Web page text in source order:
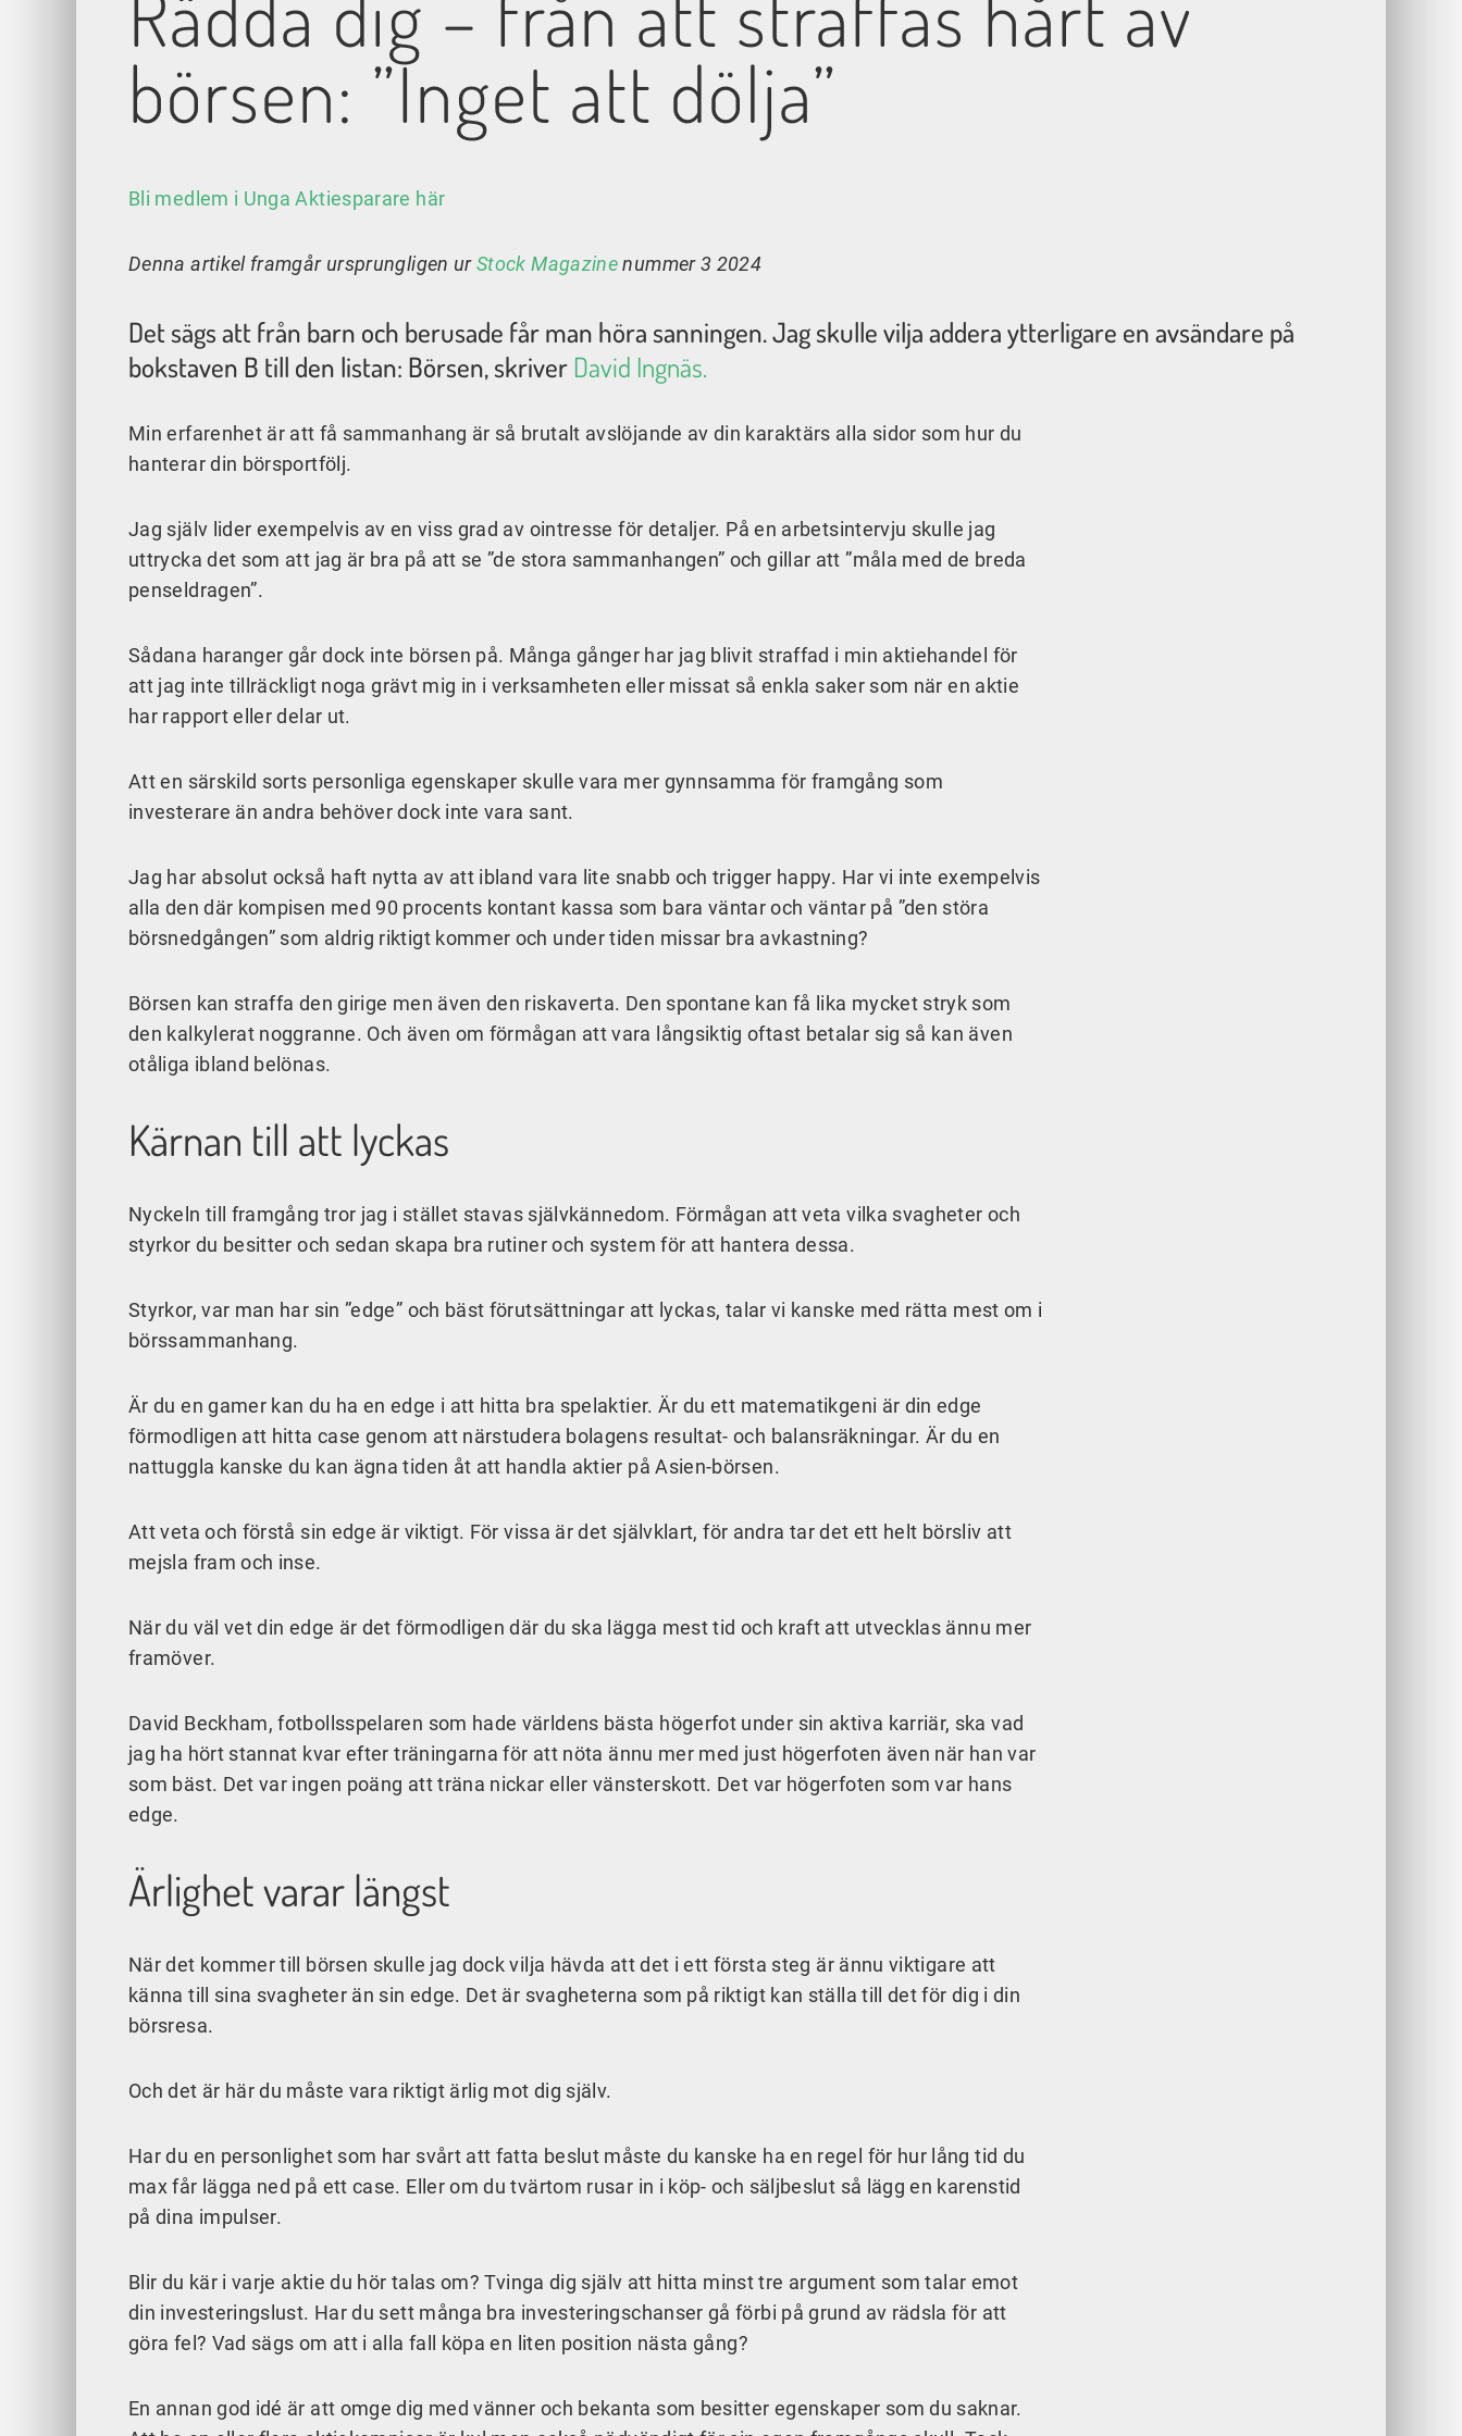
börsen: ”Inget att dölja”
Bli medlem i Unga Aktiesparare här
Denna artikel framgår ursprungligen urStock Magazinenummer 3 2024
Det sägs att från barn och berusade får man höra sanningen. Jag skulle vilja addera ytterligare en avsändare på
bokstaven B till den listan: Börsen, skriver David Ingnäs.
Min erfarenhet är att få sammanhang är så brutalt avslöjande av din karaktärs alla sidor som hur du
hanterar din börsportfölj.
Jag själv lider exempelvis av en viss grad av ointresse för detaljer. På en arbetsintervju skulle jag
uttrycka det som att jag är bra på att se ”de stora sammanhangen” och gillar att ”måla med de breda
penseldragen”.
Sådana haranger går dock inte börsen på. Många gånger har jag blivit straffad i min aktiehandel för
att jag inte tillräckligt noga grävt mig in i verksamheten eller missat så enkla saker som när en aktie
har rapport eller delar ut.
Att en särskild sorts personliga egenskaper skulle vara mer gynnsamma för framgång som
investerare än andra behöver dock inte vara sant.
Jag har absolut också haft nytta av att ibland vara lite snabb och trigger happy. Har vi inte exempelvis
alla den där kompisen med 90 procents kontant kassa som bara väntar och väntar på ”den störa
börsnedgången” som aldrig riktigt kommer och under tiden missar bra avkastning?
Börsen kan straffa den girige men även den riskaverta. Den spontane kan få lika mycket stryk som
den kalkylerat noggranne. Och även om förmågan att vara långsiktig oftast betalar sig så kan även
otåliga ibland belönas.
Kärnan till att lyckas
Nyckeln till framgång tror jag i stället stavas självkännedom. Förmågan att veta vilka svagheter och
styrkor du besitter och sedan skapa bra rutiner och system för att hantera dessa.
Styrkor, var man har sin ”edge” och bäst förutsättningar att lyckas, talar vi kanske med rätta mest om i
börssammanhang.
Är du en gamer kan du ha en edge i att hitta bra spelaktier. Är du ett matematikgeni är din edge
förmodligen att hitta case genom att närstudera bolagens resultat- och balansräkningar. Är du en
nattuggla kanske du kan ägna tiden åt att handla aktier på Asien-börsen.
Att veta och förstå sin edge är viktigt. För vissa är det självklart, för andra tar det ett helt börsliv att
mejsla fram och inse.
När du väl vet din edge är det förmodligen där du ska lägga mest tid och kraft att utvecklas ännu mer
framöver.
David Beckham, fotbollsspelaren som hade världens bästa högerfot under sin aktiva karriär, ska vad
jag ha hört stannat kvar efter träningarna för att nöta ännu mer med just högerfoten även när han var
som bäst. Det var ingen poäng att träna nickar eller vänsterskott. Det var högerfoten som var hans
edge.
Ärlighet varar längst
När det kommer till börsen skulle jag dock vilja hävda att det i ett första steg är ännu viktigare att
känna till sina svagheter än sin edge. Det är svagheterna som på riktigt kan ställa till det för dig i din
börsresa.
Och det är här du måste vara riktigt ärlig mot dig själv.
Har du en personlighet som har svårt att fatta beslut måste du kanske ha en regel för hur lång tid du
max får lägga ned på ett case. Eller om du tvärtom rusar in i köp- och säljbeslut så lägg en karenstid
på dina impulser.
Blir du kär i varje aktie du hör talas om? Tvinga dig själv att hitta minst tre argument som talar emot
din investeringslust. Har du sett många bra investeringschanser gå förbi på grund av rädsla för att
göra fel? Vad sägs om att i alla fall köpa en liten position nästa gång?
En annan god idé är att omge dig med vänner och bekanta som besitter egenskaper som du saknar.